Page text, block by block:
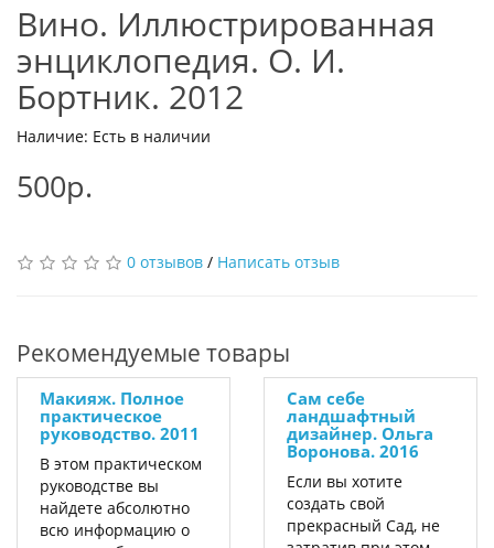
Вино. Иллюстрированная
энциклопедия. О. И.
Бортник. 2012
Наличие: Есть в наличии
500р.
0 отзывов / Написать отзыв
Рекомендуемые товары
Макияж. Полное
практическое
руководство. 2011
В этом практическом
руководстве вы
найдете абсолютно
всю информацию о
Сам себе
ландшафтный
дизайнер. Ольга
Воронова. 2016
Если вы хотите
создать свой
прекрасный Сад, не